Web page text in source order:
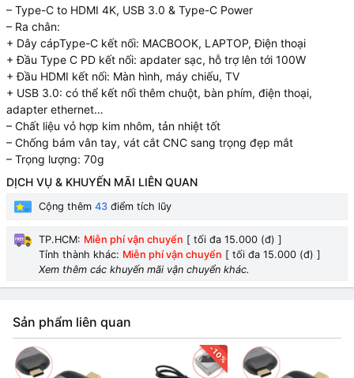
– Type-C to HDMI 4K, USB 3.0 & Type-C Power
– Ra chân:
+ Dây cápType-C kết nối: MACBOOK, LAPTOP, Điện thoại
+ Đầu Type C PD kết nối: apdater sạc, hỗ trợ lên tới 100W
+ Đầu HDMI kết nối: Màn hình, máy chiếu, TV
+ USB 3.0: có thể kết nối thêm chuột, bàn phím, điện thoại,
adapter ethernet…
– Chất liệu vỏ hợp kim nhôm, tản nhiệt tốt
– Chống bám vân tay, vát cắt CNC sang trọng đẹp mắt
– Trọng lượng: 70g
DỊCH VỤ & KHUYẾN MÃI LIÊN QUAN
Cộng thêm 43 điểm tích lũy
TP.HCM: Miễn phí vận chuyển [ tối đa 15.000 (đ) ]
Tỉnh thành khác: Miễn phí vận chuyển [ tối đa 15.000 (đ) ]
Xem thêm các khuyến mãi vận chuyển khác.
Sản phẩm liên quan
-10%